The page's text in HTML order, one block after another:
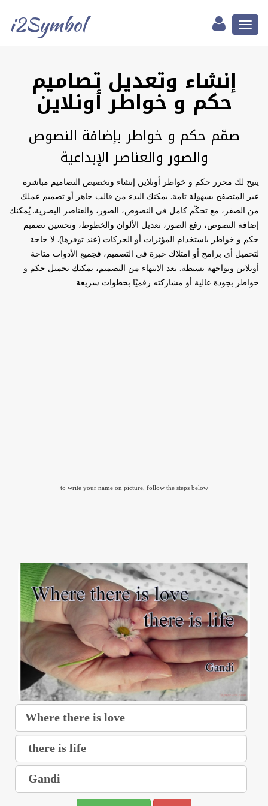
Toggle
navigation
i2Symbol
إنشاء وتعديل تصاميم
حكم و خواطر أونلاين
صمّم حكم و خواطر بإضافة النصوص
والصور والعناصر الإبداعية
يتيح لك محرر حكم و خواطر أونلاين إنشاء وتخصيص التصاميم مباشرة
عبر المتصفح بسهولة تامة. يمكنك البدء من قالب جاهز أو تصميم عملك
من الصفر، مع تحكّم كامل في النصوص، الصور، والعناصر البصرية. يُمكنك
إضافة النصوص، رفع الصور، تعديل الألوان والخطوط، وتحسين تصميم
حكم و خواطر باستخدام المؤثرات أو الحركات (عند توفرها). لا حاجة
لتحميل أي برامج أو امتلاك خبرة في التصميم، فجميع الأدوات متاحة
أونلاين وبواجهة بسيطة. بعد الانتهاء من التصميم، يمكنك تحميل حكم و
خواطر بجودة عالية أو مشاركته رقميًا بخطوات سريعة
to write your name on picture, follow the steps below